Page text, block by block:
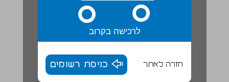
לרכישה בקרוב
חזרה לאתר כניסת רשומים